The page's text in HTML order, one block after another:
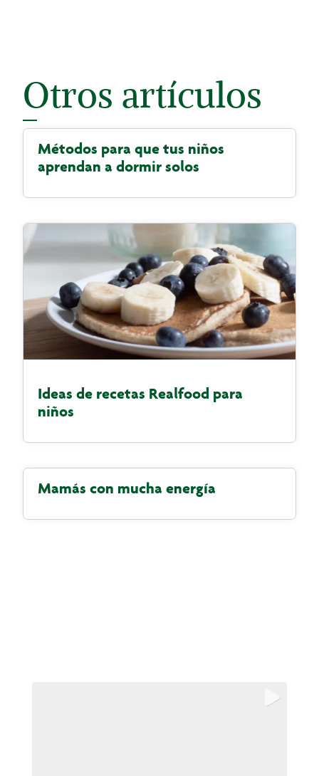
Otros artículos
Métodos para que tus niños
aprendan a dormir solos
Ideas de recetas Realfood para
niños
Mamás con mucha energía